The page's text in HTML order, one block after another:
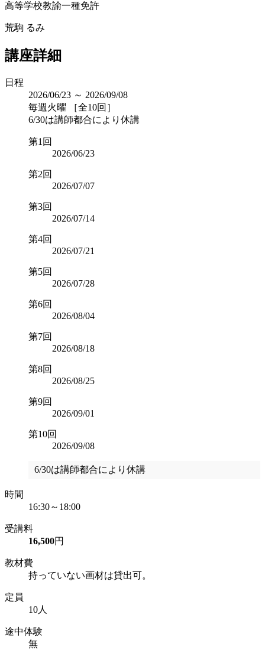
高等学校教諭一種免許
荒駒 るみ
講座詳細
日程
2026/06/23 ～ 2026/09/08
毎週火曜 ［全10回］
6/30は講師都合により休講
第1回
2026/06/23
第2回
2026/07/07
第3回
2026/07/14
第4回
2026/07/21
第5回
2026/07/28
第6回
2026/08/04
第7回
2026/08/18
第8回
2026/08/25
第9回
2026/09/01
第10回
2026/09/08
6/30は講師都合により休講
時間
16:30～18:00
受講料
16,500円
教材費
持っていない画材は貸出可。
定員
10人
途中体験
無